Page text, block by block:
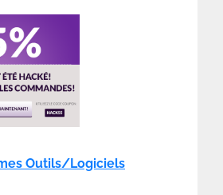
Outils/Logiciels